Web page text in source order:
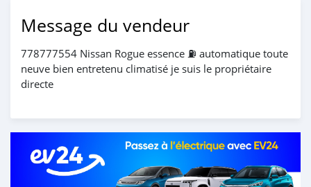
Message du vendeur
778777554 Nissan Rogue essence ⛽ automatique toute
neuve bien entretenu climatisé je suis le propriétaire
directe